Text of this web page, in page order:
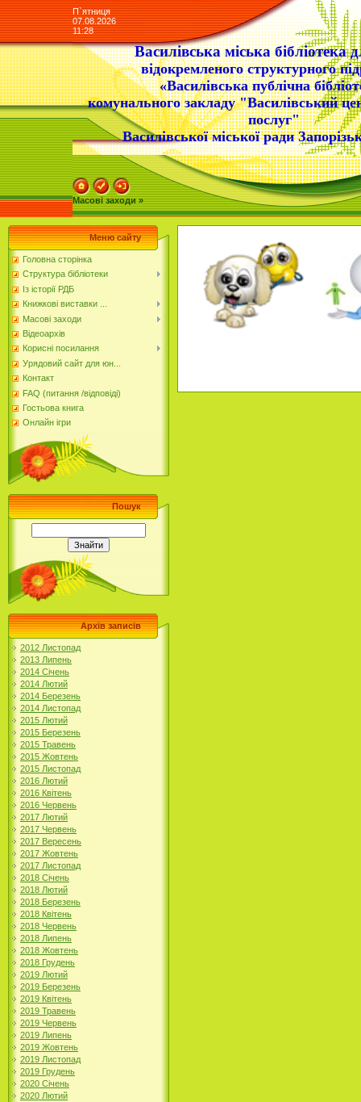
П`ятниця
07.08.2026
11:28
Василівська міська бібліотека
відокремленого структурного
«Василівська публічна
комунального закладу "Василівський
послуг"
Василівської міської ради
Масові заходи »
Меню сайту
Головна сторінка
Структура бібліотеки
Із історії РДБ
Книжкові виставки ...
Масові заходи
Відеоархів
Корисні посилання
Урядовий сайт для юн...
Контакт
FAQ (питання /відповіді)
Гостьова книга
Онлайн ігри
Пошук
Архів записів
2012 Листопад
2013 Липень
2014 Січень
2014 Лютий
2014 Березень
2014 Листопад
2015 Лютий
2015 Березень
2015 Травень
2015 Жовтень
2015 Листопад
2016 Лютий
2016 Квітень
2016 Червень
2017 Лютий
2017 Червень
2017 Вересень
2017 Жовтень
2017 Листопад
2018 Січень
2018 Лютий
2018 Березень
2018 Квітень
2018 Червень
2018 Липень
2018 Жовтень
2018 Грудень
2019 Лютий
2019 Березень
2019 Квітень
2019 Травень
2019 Червень
2019 Липень
2019 Жовтень
2019 Листопад
2019 Грудень
2020 Січень
2020 Лютий